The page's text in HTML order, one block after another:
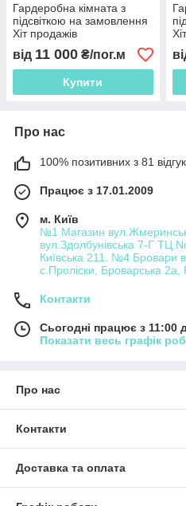
Гардеробна кімната з
підсвіткою на замовлення
Хіт продажів
від 11 000 ₴/пог.м
Купити
Про нас
100% позитивних з 81
Працює з 17.01.2009
м. Київ
№1 Магазин
вул.Здолбунівська 7-Г ТЦ
Київська 211. №4 Бровари
с.Проліски, Броварська 2а,
Контакти
Сьогодні працює з 11:00
Показати весь графік
Про нас
Контакти
Доставка та оплата